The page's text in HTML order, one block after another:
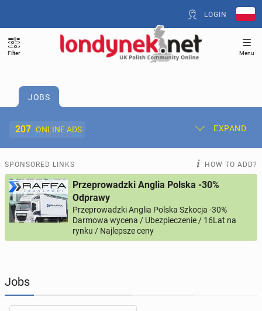
LOGIN
Filter Menu
JOBS
207 ONLINE ADS EXPAND
Post New Ad My Ads
Offer and Adverts Price
ACCOMMODATION 270online ads
SPONSORED LINKS HOW TO ADD?
Przeprowadzki Anglia Polska -30%
Odprawy
Przeprowadzki Anglia Polska Szkocja -30%
Darmowa wycena / Ubezpieczenie / 16Lat na
rynku / Najlepsze ceny
Jobs